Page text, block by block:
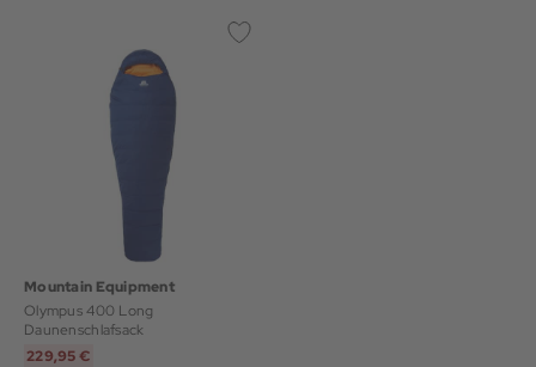
Mountain Equipment
Olympus 400 Long
Daunenschlafsack
229,95 €